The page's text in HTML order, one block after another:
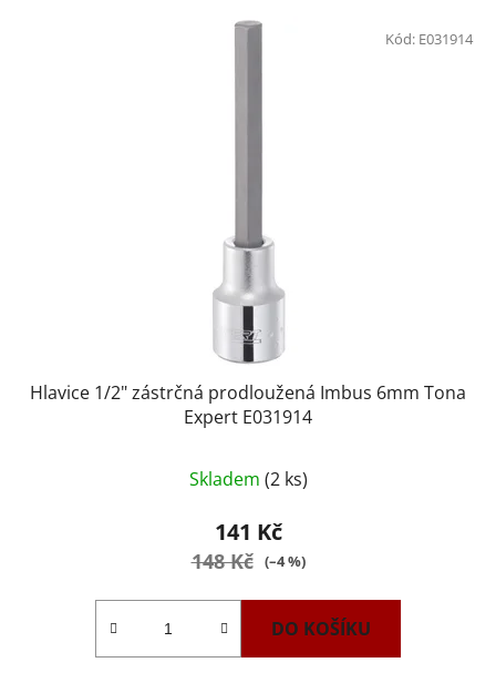
Hlavice 1/2" zástrčná prodloužená Imbus 6mm Tona
Expert E031914
Skladem (2 ks)
141 Kč
148 Kč (–4 %)
DO KOŠÍKU
Kód: E031914